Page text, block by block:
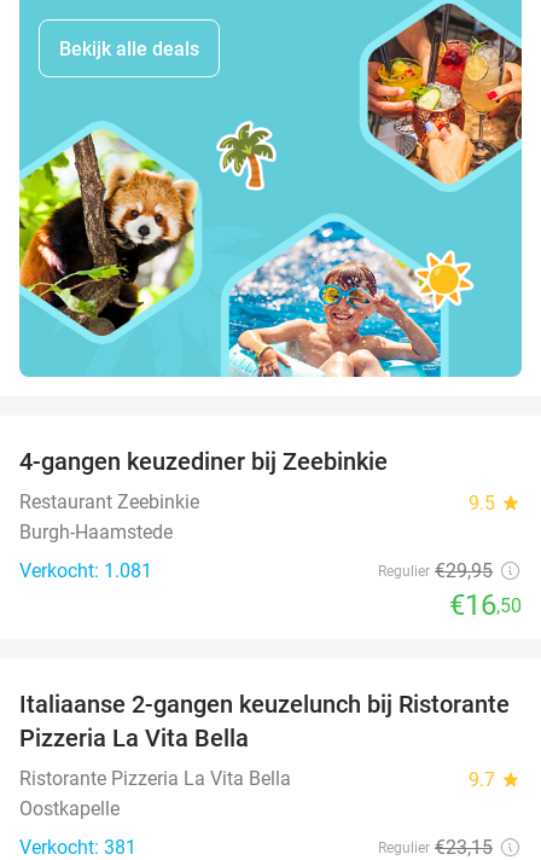
Bekijk alle deals
4-gangen keuzediner bij Zeebinkie
Restaurant Zeebinkie 9.5 star
Burgh-Haamstede
Verkocht: 1.081
Regulier €29,95
€16,50
41%
Italiaanse 2-gangen keuzelunch bij Ristorante
Pizzeria La Vita Bella
Ristorante Pizzeria La Vita Bella 9.7 star
Oostkapelle
Verkocht: 381
Regulier €23,15